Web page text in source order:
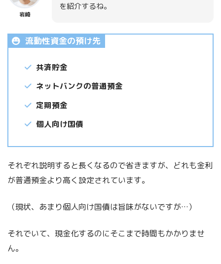
岩崎
を紹介するね。
流動性資金の預け先
共済貯金
ネットバンクの普通預金
定期預金
個人向け国債
それぞれ説明すると長くなるので省きますが、どれも金利
が普通預金より高く設定されています。
（現状、あまり個人向け国債は旨味がないですが…）
それでいて、現金化するのにそこまで時間もかかりませ
ん。